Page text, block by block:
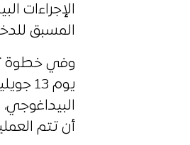
الإجراءات
المسبق
وفي خطوة
أن تتم